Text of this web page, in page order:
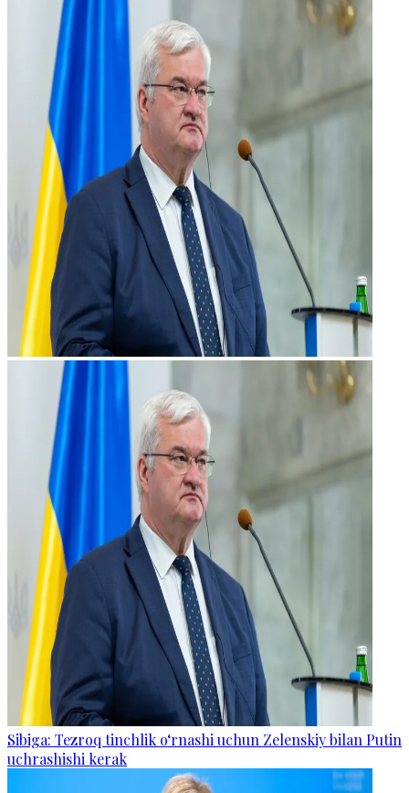
Sibiga: Tezroq tinchlik o‘rnashi uchun Zelenskiy bilan Putin
uchrashishi kerak